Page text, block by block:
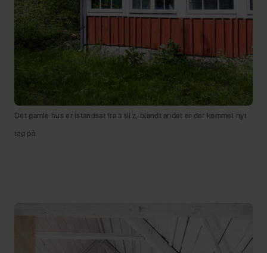
Det gamle hus er istandsat fra a til z, blandt andet er der kommet nyt
tag på.